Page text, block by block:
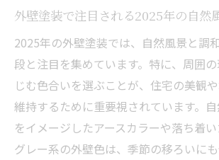
外壁塗装で注目される2025年の自然
2025年の外壁塗装では、自然風景と調
段と注目を集めています。特に、周囲
じむ色合いを選ぶことが、住宅の美観
維持するために重要視されています。
をイメージしたアースカラーや落ち着い
グレー系の外壁色は、季節の移ろいにも